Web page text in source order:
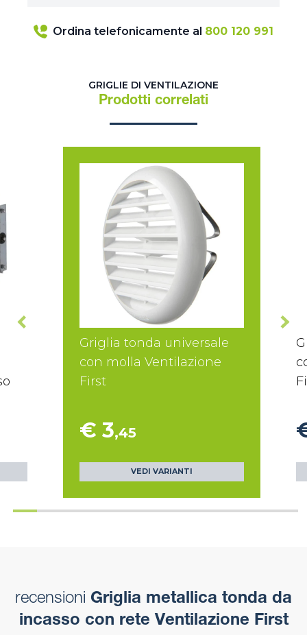
Ordina telefonicamente al 800 120 991
GRIGLIE DI VENTILAZIONE
Prodotti correlati
Griglia tonda universale
con molla Ventilazione
First
€ 3,45
VEDI VARIANTI
recensioni Griglia metallica tonda da
incasso con rete Ventilazione First